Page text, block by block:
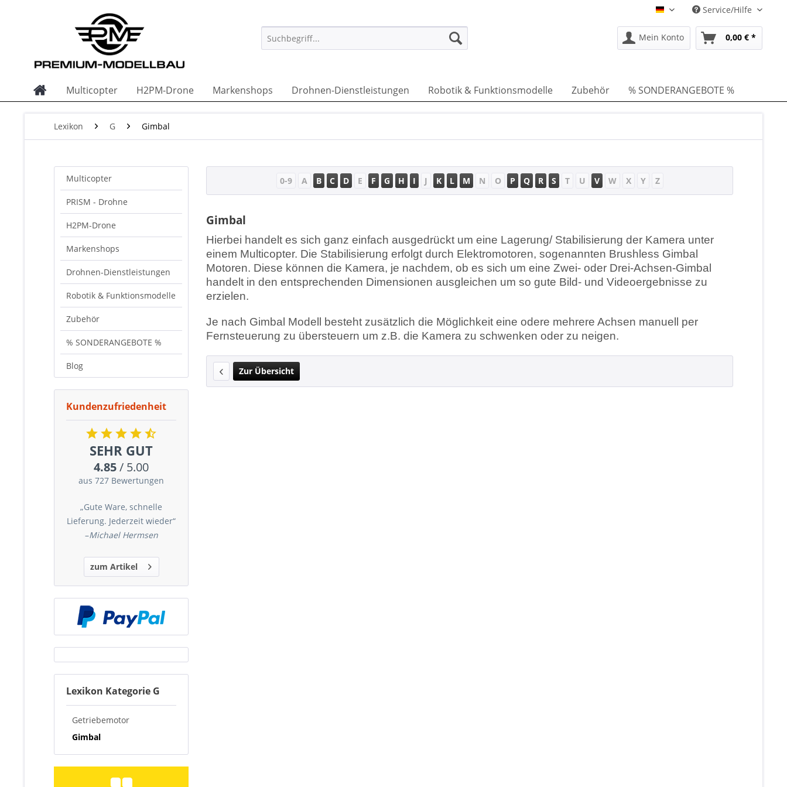
DE Service/Hilfe
Mein Konto 0,00 € *
Multicopter H2PM-Drone Markenshops Drohnen-Dienstleistungen Robotik & Funktionsmodelle Zubehör % SONDERANGEBOTE %
Lexikon G Gimbal
Multicopter
PRISM - Drohne
H2PM-Drone
Markenshops
Drohnen-Dienstleistungen
Robotik & Funktionsmodelle
Zubehör
% SONDERANGEBOTE %
Blog
Kundenzufriedenheit
SEHR GUT
4.85/ 5.00
aus 727 Bewertungen
„Gute Ware, schnelle
Lieferung. Jederzeit wieder“
–Michael Hermsen
zum Artikel
Lexikon Kategorie G
Getriebemotor
Gimbal
0-9 A B C D E F G H I J K L M N O P Q R S T U V W X Y Z
Gimbal
Hierbei handelt es sich ganz einfach ausgedrückt um eine Lagerung/ Stabilisierung der Kamera unter
einem Multicopter. Die Stabilisierung erfolgt durch Elektromotoren, sogenannten Brushless Gimbal
Motoren. Diese können die Kamera, je nachdem, ob es sich um eine Zwei- oder Drei-Achsen-Gimbal
handelt in den entsprechenden Dimensionen ausgleichen um so gute Bild- und Videoergebnisse zu
erzielen.
Je nach Gimbal Modell besteht zusätzlich die Möglichkeit eine odere mehrere Achsen manuell per
Fernsteuerung zu übersteuern um z.B. die Kamera zu schwenken oder zu neigen.
Zur Übersicht